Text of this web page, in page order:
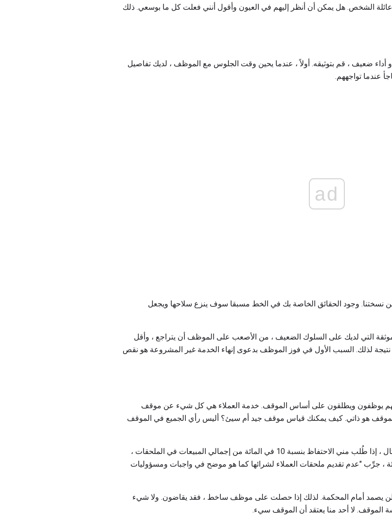
الشخص. هل يمكن أن أنظر إليهم في العيون وأقول أنني فعلت كل ما بوسعي. ذلك
ضعيف ، قم بتوثيقه. أولاً ، عندما يحين وقت الجلوس مع الموظف ، لديك تفاصيل
عندما تواجههم.
ad
نسختنا. وجود الحقائق الخاصة بك في الخط مسبقا سوف ينزع سلاحها ويجعل
التي لديك على السلوك الضعيف ، من الأصعب على الموظف أن يتراجع ، وأقل
لذلك. السبب الأول في فوز الموظف بدعوى إنهاء الخدمة غير المشروعة هو نقص
هو أنهم يوظفون ويطلقون على أساس الموقف. خدمة العملاء هي كل شيء عن موقف
هو ذاتي. كيف يمكنك قياس موقف جيد أم سيئ؟ أليس رأي الجميع في الموقف
يمكن ربط الأداء حتى السلوك. على سبيل المثال ، إذا طُلب مني الاحتفاظ بنسبة 10 في المائة من إجمالي المبيعات في الملحقات ،
الملحقات أقل من 10 في المائة ، جرِّب "عدم تقديم ملحقات العملاء لشرائها كما هو موضح في واجبات ومسؤوليات
لن يصمد أمام المحكمة. لذلك إذا حصلت على موظف ساخط ، فقد يقاضون. ولا شيء
الموقف. لا أحد منا يعتقد أن الموقف سيء.